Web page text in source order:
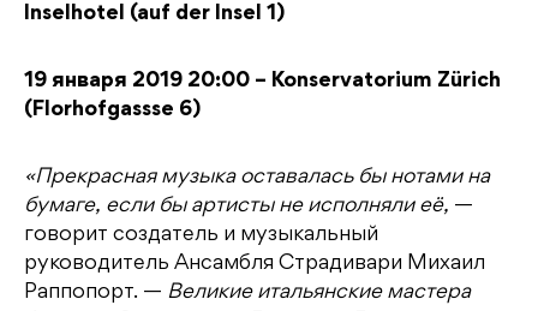
Inselhotel (auf der Insel 1)
19 января 2019 20:00 – Konservatorium Zürich
(Florhofgassse 6)
«Прекрасная музыка оставалась бы нотами на
бумаге, если бы артисты не исполняли её, —
говорит создатель и музыкальный
руководитель Ансамбля Страдивари Михаил
Раппопорт. — Великие итальянские мастера